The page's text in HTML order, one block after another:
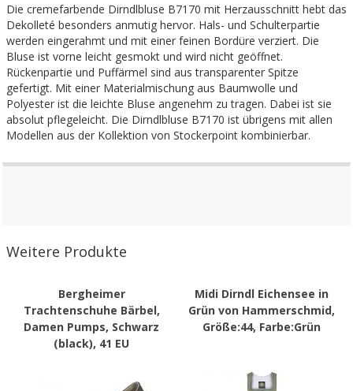
Die cremefarbende Dirndlbluse B7170 mit Herzausschnitt hebt das
Dekolleté besonders anmutig hervor. Hals- und Schulterpartie
werden eingerahmt und mit einer feinen Bordüre verziert. Die
Bluse ist vorne leicht gesmokt und wird nicht geöffnet.
Rückenpartie und Puffärmel sind aus transparenter Spitze
gefertigt. Mit einer Materialmischung aus Baumwolle und
Polyester ist die leichte Bluse angenehm zu tragen. Dabei ist sie
absolut pflegeleicht. Die Dirndlbluse B7170 ist übrigens mit allen
Modellen aus der Kollektion von Stockerpoint kombinierbar.
Weitere Produkte
Bergheimer
Trachtenschuhe Bärbel,
Damen Pumps, Schwarz
(black), 41 EU
Midi Dirndl Eichensee in
Grün von Hammerschmid,
Größe:44, Farbe:Grün